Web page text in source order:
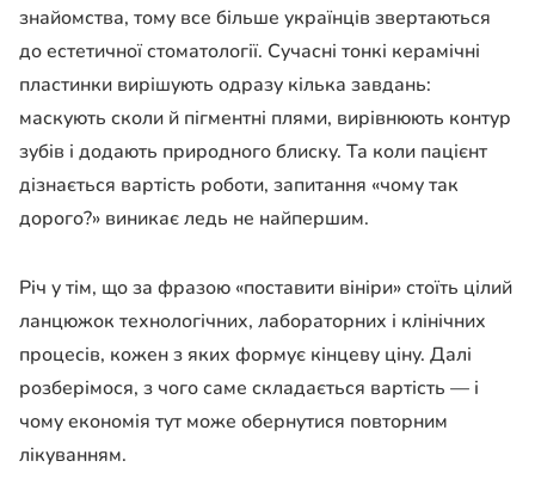
знайомства, тому все більше українців звертаються
до естетичної стоматології. Сучасні тонкі керамічні
пластинки вирішують одразу кілька завдань:
маскують сколи й пігментні плями, вирівнюють контур
зубів і додають природного блиску. Та коли пацієнт
дізнається вартість роботи, запитання «чому так
дорого?» виникає ледь не найпершим.
Річ у тім, що за фразою «поставити вініри» стоїть цілий
ланцюжок технологічних, лабораторних і клінічних
процесів, кожен з яких формує кінцеву ціну. Далі
розберімося, з чого саме складається вартість — і
чому економія тут може обернутися повторним
лікуванням.